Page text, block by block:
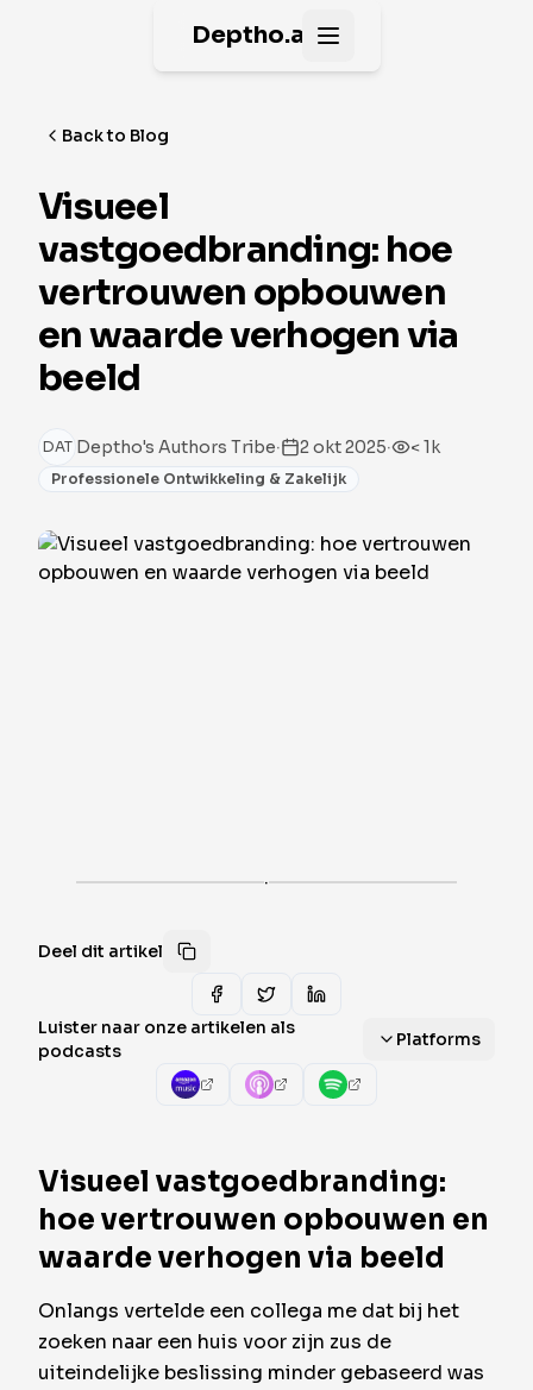
Deptho.ai Open main menu
Back to Blog
Visueel
vastgoedbranding: hoe
vertrouwen opbouwen
en waarde verhogen via
beeld
DAT Deptho's Authors Tribe· 2 okt 2025· < 1k
Professionele Ontwikkeling & Zakelijk
·
Deel dit artikel
Luister naar onze artikelen als
podcasts
Platforms
Visueel vastgoedbranding:
hoe vertrouwen opbouwen en
waarde verhogen via beeld
Onlangs vertelde een collega me dat bij het
zoeken naar een huis voor zijn zus de
uiteindelijke beslissing minder gebaseerd was